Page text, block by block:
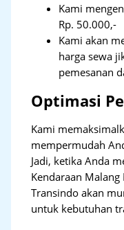
Kami
Rp. 50.000,-
Kami akan
harga sewa
pemesanan
Optimasi
Kami
mempermudah
Jadi, ketika Anda
Kendaraan
Transindo akan
untuk kebutuhan